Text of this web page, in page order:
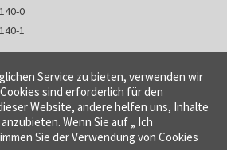
0
1
und Haftung
Service zu bieten, verwenden wir
sind erforderlich für den
Website, andere helfen uns, Inhalte
Wenn Sie auf „ Ich
Sie der Verwendung von Cookies